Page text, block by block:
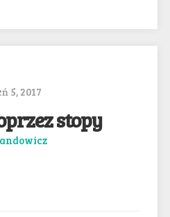
5, 2017
stopy